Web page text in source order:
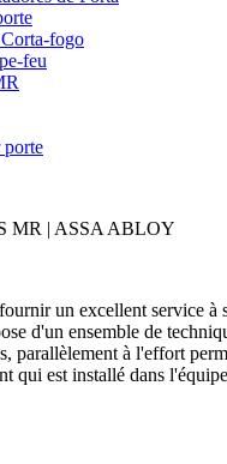
feu
porte
MR | ASSA ABLOY
un excellent service à
d'un ensemble de
parallèlement à l'effort
qui est installé dans